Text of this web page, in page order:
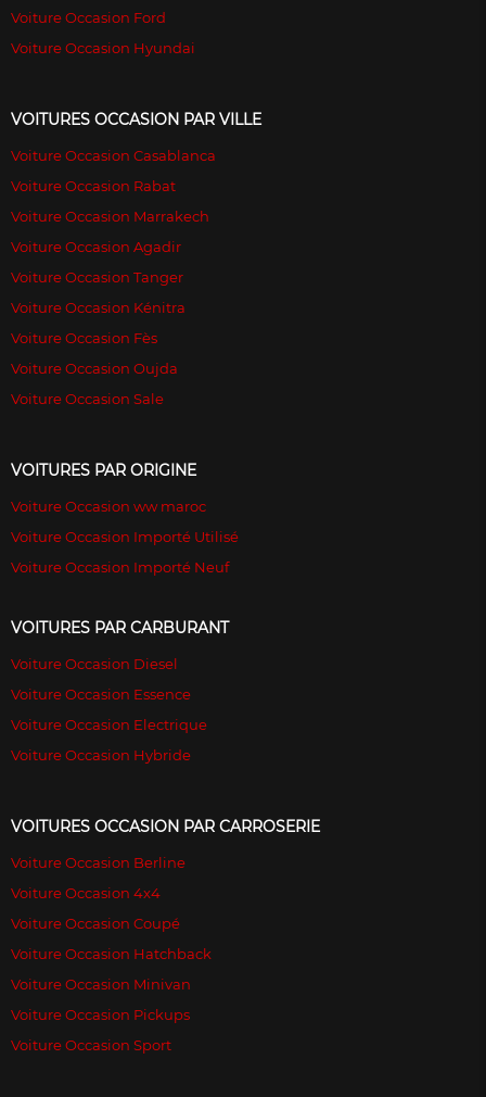
Voiture Occasion Ford
Voiture Occasion Hyundai
VOITURES OCCASION PAR VILLE
Voiture Occasion Casablanca
Voiture Occasion Rabat
Voiture Occasion Marrakech
Voiture Occasion Agadir
Voiture Occasion Tanger
Voiture Occasion Kénitra
Voiture Occasion Fès
Voiture Occasion Oujda
Voiture Occasion Sale
VOITURES PAR ORIGINE
Voiture Occasion ww maroc
Voiture Occasion Importé Utilisé
Voiture Occasion Importé Neuf
VOITURES PAR CARBURANT
Voiture Occasion Diesel
Voiture Occasion Essence
Voiture Occasion Electrique
Voiture Occasion Hybride
VOITURES OCCASION PAR CARROSERIE
Voiture Occasion Berline
Voiture Occasion 4x4
Voiture Occasion Coupé
Voiture Occasion Hatchback
Voiture Occasion Minivan
Voiture Occasion Pickups
Voiture Occasion Sport